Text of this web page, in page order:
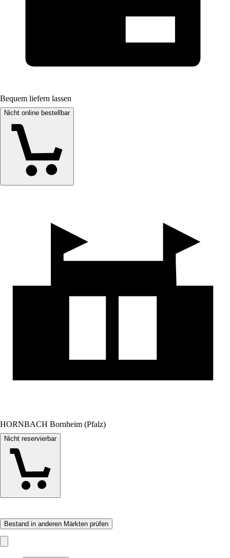
Bequem liefern lassen
Nicht online bestellbar
HORNBACH Bornheim (Pfalz)
Nicht reservierbar
Bestand in anderen Märkten prüfen